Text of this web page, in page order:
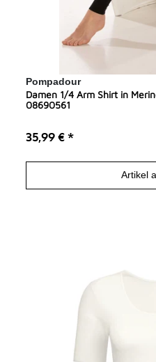
Pompadour
Damen 1/4 Arm Shirt in
08690561
35,99 € *
Artikel